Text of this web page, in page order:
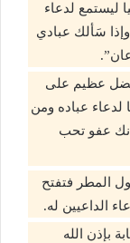
ليستمع لدعاء
سَألك عبادي
فضل عظيم على
لدعاء عباده ومن
إنك عفو تحب
المطر فتفتح
الداعيين له.
بإذن الله